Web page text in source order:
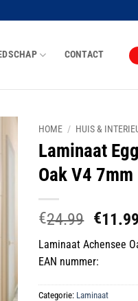
CONTACT
HOME / HUIS &
Laminaat
Oak V4 7mm
€24.99
prijs
was:
€24.99.
€11.99
Laminaat Achensee
EAN nummer:
Categorie: Laminaat